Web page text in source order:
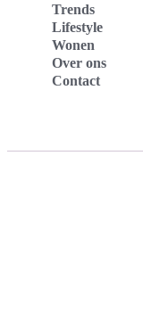
Trends
Lifestyle
Wonen
Over ons
Contact